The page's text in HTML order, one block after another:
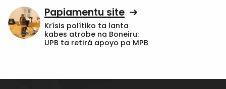
Papiamentu site
Krísis polítiko ta lanta
kabes atrobe na Boneiru:
UPB ta retirá apoyo pa MPB